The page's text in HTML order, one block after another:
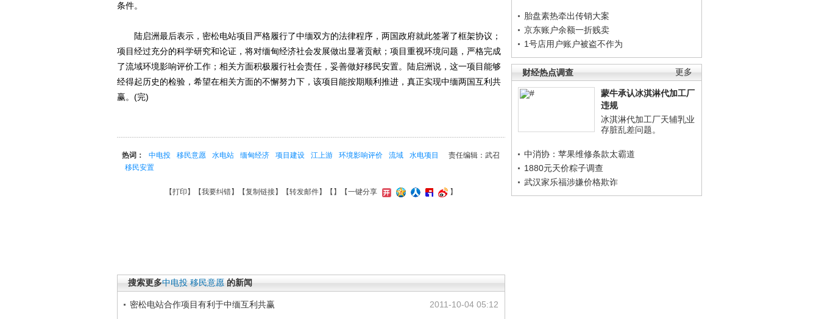
胎盘素热牵出传销大案
京东账户余额一折贱卖
1号店用户账户被盗不作为
更多
财经热点调查
蒙牛承认冰淇淋代加工厂
违规
冰淇淋代加工厂天辅乳业
存脏乱差问题。
中消协：苹果维修条款太霸道
1880元天价粽子调查
武汉家乐福涉嫌价格欺诈
条件。
陆启洲最后表示，密松电站项目严格履行了中缅双方的法律程序，两国政府就此签署了框架协议；
项目经过充分的科学研究和论证，将对缅甸经济社会发展做出显著贡献；项目重视环境问题，严格完成
了流域环境影响评价工作；相关方面积极履行社会责任，妥善做好移民安置。陆启洲说，这一项目能够
经得起历史的检验，希望在相关方面的不懈努力下，该项目能按期顺利推进，真正实现中缅两国互利共
赢。(完)
责任编辑：武召
热词： 中电投 移民意愿 水电站 缅甸经济 项目建设 江上游 环境影响评价 流域
水电项目
移民安置
【打印 】【我要纠错】【复制链接】【转发邮件】【 】 【一键分享 】
搜索更多中电投 移民意愿 的新闻
2011-10-04 05:12
密松电站合作项目有利于中缅互利共赢